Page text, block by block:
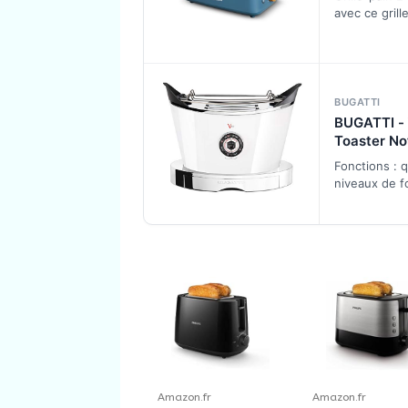
commande
arrêt, tiroir
ramasse-
extensible,
pétrole
avec ce
BUGATTI
BUGATTI
Toaster
Bianca UK
Fonctions :
niveaux de
Amazon.fr Amazon.fr